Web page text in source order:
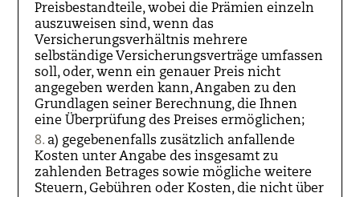
Preisbestandteile, wobei die Prämien einzeln
auszuweisen sind, wenn das
Versicherungsverhältnis mehrere
selbständige Versicherungsverträge umfassen
soll, oder, wenn ein genauer Preis nicht
angegeben werden kann, Angaben zu den
Grundlagen seiner Berechnung, die Ihnen
eine Überprüfung des Preises ermöglichen;
a) gegebenenfalls zusätzlich anfallende
Kosten unter Angabe des insgesamt zu
zahlenden Betrages sowie mögliche weitere
Steuern, Gebühren oder Kosten, die nicht über